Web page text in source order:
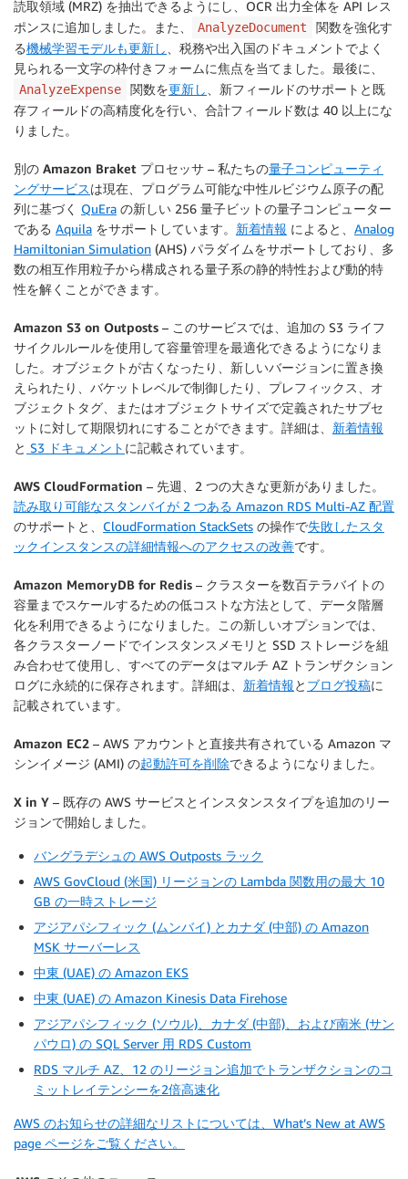
読取領域 (MRZ) を抽出できるようにし、OCR 出力全体を API レス
ポンスに追加しました。また、
AnalyzeDocument
関数を強化す
る機械学習モデルも更新し
、税務や出入国のドキュメントでよく
見られる一文字の枠付きフォームに焦点を当てました。最後に、
AnalyzeExpense 関数を更新し
、新フィールドのサポートと既
存フィールドの高精度化を行い、合計フィールド数は 40 以上にな
りました。
別の Amazon Braket プロセッサ – 私たちの量子コンピューティ
ングサービスは現在、プログラム可能な中性ルビジウム原子の配
列に基づく QuEra の新しい 256 量子ビットの量子コンピューター
である Aquila をサポートしています。 新着情報 によると、 Analog
Hamiltonian Simulation (AHS) パラダイムをサポートしており、多
数の相互作用粒子から構成される量子系の静的特性および動的特
性を解くことができます。
Amazon S3 on Outposts – このサービスでは、追加の S3 ライフ
サイクルルールを使用して容量管理を最適化できるようになりま
した。オブジェクトが古くなったり、新しいバージョンに置き換
えられたり、バケットレベルで制御したり、プレフィックス、オ
ブジェクトタグ、またはオブジェクトサイズで定義されたサブセ
ットに対して期限切れにすることができます。詳細は、 新着情報
と S3 ドキュメント に記載されています。
AWS CloudFormation – 先週、2 つの大きな更新がありました。
読み取り可能なスタンバイが 2 つある Amazon RDS Multi-AZ 配置
のサポートと、 CloudFormation StackSets の操作で失敗したスタ
ックインスタンスの詳細情報へのアクセスの改善です。
Amazon MemoryDB for Redis – クラスターを数百テラバイトの
容量までスケールするための低コストな方法として、データ階層
化を利用できるようになりました。この新しいオプションでは、
各クラスターノードでインスタンスメモリと SSD ストレージを組
み合わせて使用し、すべてのデータはマルチ AZ トランザクション
ログに永続的に保存されます。詳細は、 新着情報と ブログ投稿に
記載されています。
Amazon EC2 – AWS アカウントと直接共有されている Amazon マ
シンイメージ (AMI) の起動許可を削除できるようになりました。
X in Y – 既存の AWS サービスとインスタンスタイプを追加のリー
ジョンで開始しました。
バングラデシュの AWS Outposts ラック
AWS GovCloud (米国) リージョンの Lambda 関数用の最大 10
GB の一時ストレージ
アジアパシフィック (ムンバイ) とカナダ (中部) の Amazon
MSK サーバーレス
中東 (UAE) の Amazon EKS
中東 (UAE) の Amazon Kinesis Data Firehose
アジアパシフィック (ソウル)、カナダ (中部)、および南米 (サン
パウロ) の SQL Server 用 RDS Custom
RDS マルチ AZ、12 のリージョン追加でトランザクションのコ
ミットレイテンシーを2倍高速化
AWS のお知らせの詳細なリストについては、What’s New at AWS
page ページをご覧ください。